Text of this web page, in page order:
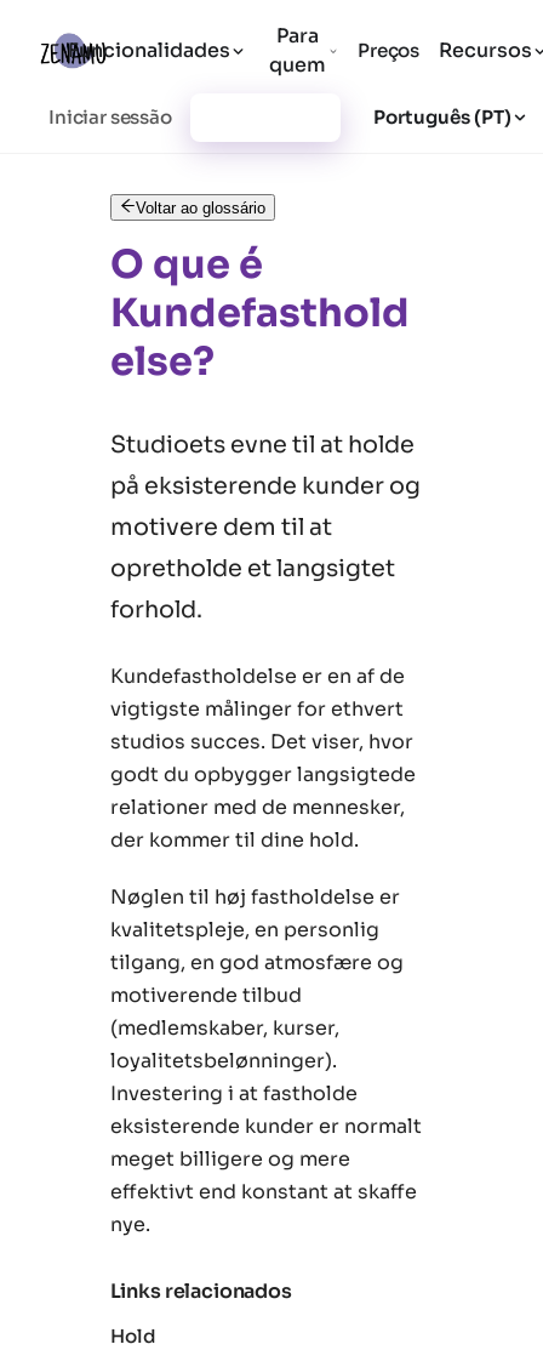
Funcionalidades
Para
quem
Preços Recursos
Iniciar sessão Português (PT)
Voltar ao glossário
O que é
Kundefasthold
else?
Studioets evne til at holde
på eksisterende kunder og
motivere dem til at
opretholde et langsigtet
forhold.
Kundefastholdelse er en af de
vigtigste målinger for ethvert
studios succes. Det viser, hvor
godt du opbygger langsigtede
relationer med de mennesker,
der kommer til dine hold.
Nøglen til høj fastholdelse er
kvalitetspleje, en personlig
tilgang, en god atmosfære og
motiverende tilbud
(medlemskaber, kurser,
loyalitetsbelønninger).
Investering i at fastholde
eksisterende kunder er normalt
meget billigere og mere
effektivt end konstant at skaffe
nye.
Links relacionados
Hold